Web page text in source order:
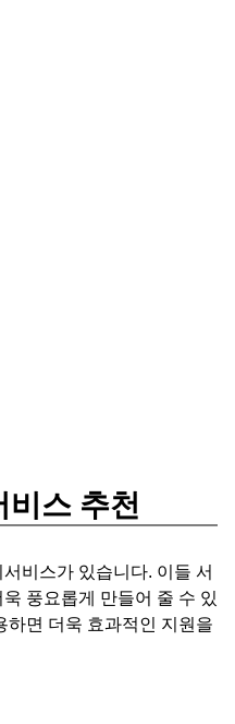
스 추천
비스가 있습니다. 이들 서
풍요롭게 만들어 줄 수 있
하면 더욱 효과적인 지원을